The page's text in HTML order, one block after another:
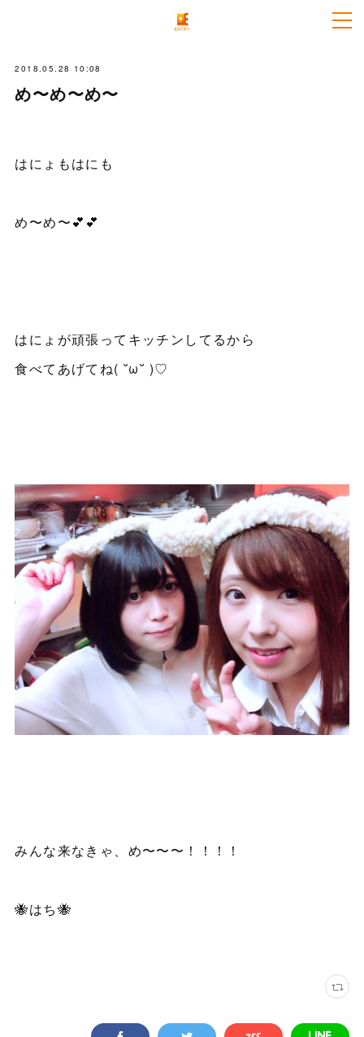
2018.05.28 10:08
め〜め〜め〜
はにょもはにも
め〜め〜💕💕
はにょが頑張ってキッチンしてるから
食べてあげてね( ˘ω˘ )♡
みんな来なきゃ、め〜〜〜！！！！
🐝はち🐝